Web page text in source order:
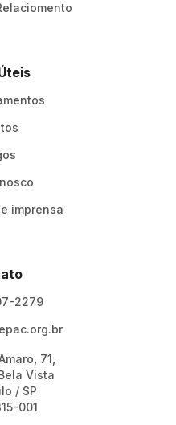
imprensa
2279
71,
Vista
/ SP
001